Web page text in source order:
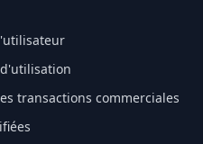
transactions commerciales